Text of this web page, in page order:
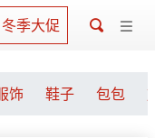
冬季大促
饰 鞋子 包包